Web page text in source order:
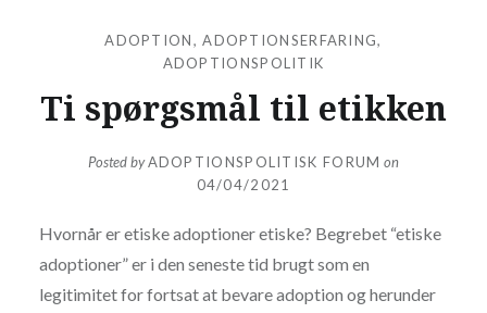
ADOPTION,ADOPTIONSERFARING,
ADOPTIONSPOLITIK
Ti spørgsmål til etikken
Posted byADOPTIONSPOLITISK FORUM on
04/04/2021
Hvornår er etiske adoptioner etiske? Begrebet “etiske
adoptioner” er i den seneste tid brugt som en
legitimitet for fortsat at bevare adoption og herunder